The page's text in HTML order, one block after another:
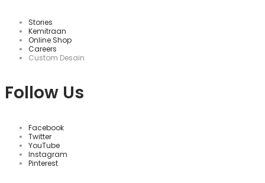
Stories
Kemitraan
Online Shop
Careers
Custom Desain
Follow Us
Facebook
Twitter
YouTube
Instagram
Pinterest